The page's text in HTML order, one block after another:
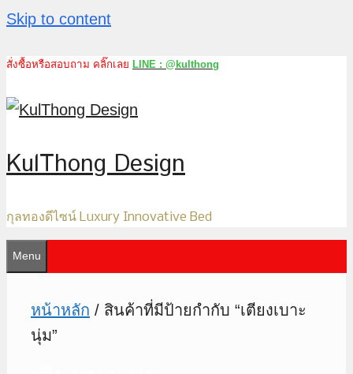
Skip to content
สั่งซื้อหรือสอบถาม คลิ๊กเลย LINE : @kulthong
KulThong Design
กุลทองดีไซน์ Luxury Innovative Bed
Menu
หน้าหลัก / สินค้าที่มีป้ายกำกับ “เตียงเบาะ
นุ่ม”